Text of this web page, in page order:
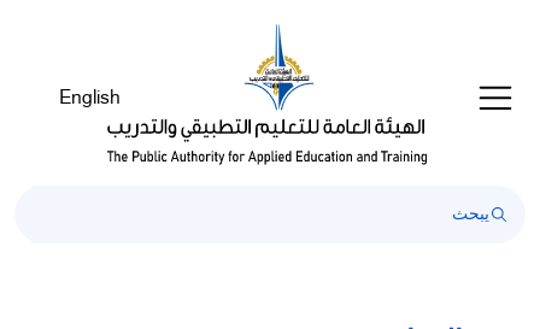
قارئ
One
English